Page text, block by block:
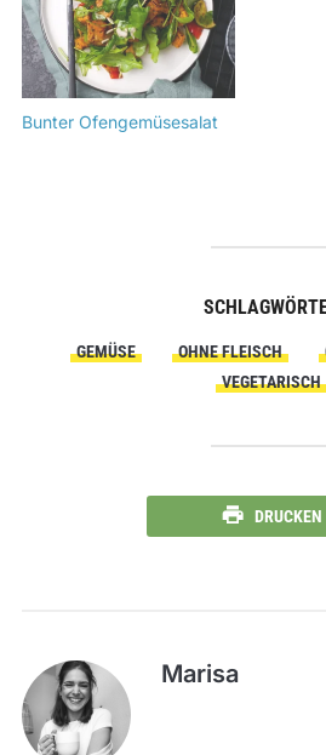
Bunter Ofengemüsesalat
GEMÜSE OHNE FLEISCH
VEGETARISCH
DRUCKEN
Marisa